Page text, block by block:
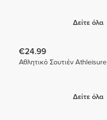
Δείτε όλα
€24.99
Αθλητικό Σουτιέν Athleisure
Δείτε όλα